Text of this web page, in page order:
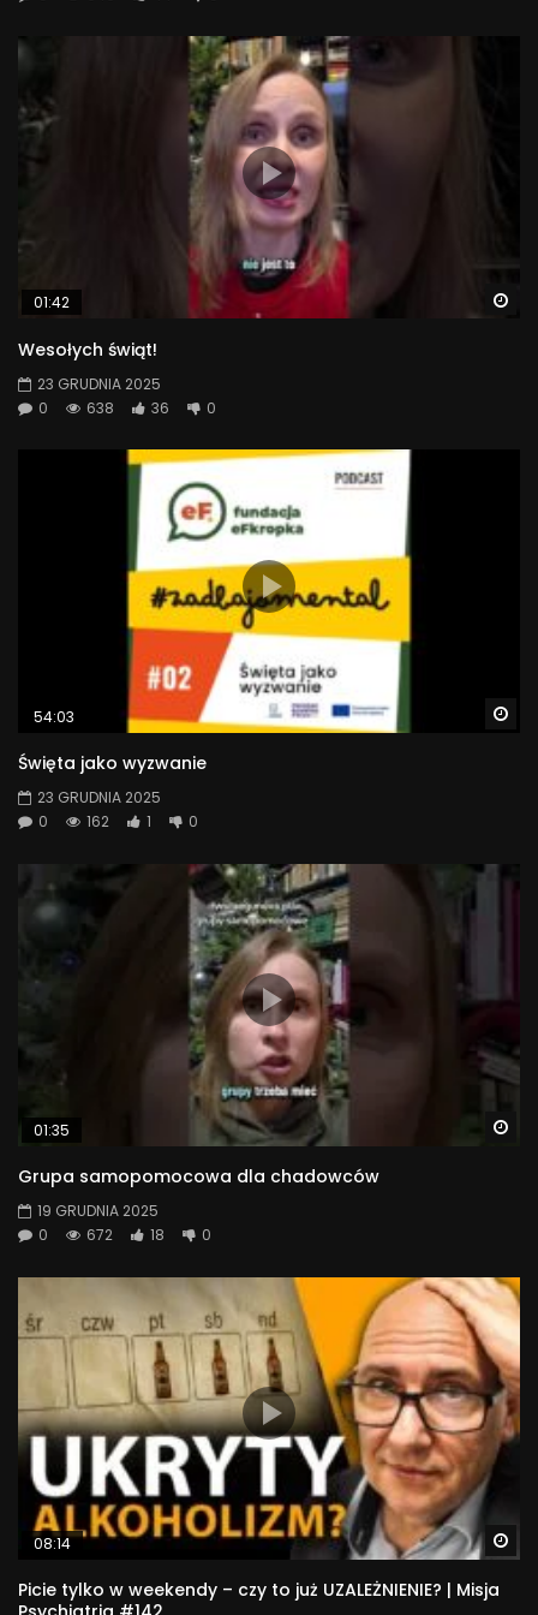
#BCI #badaniemózgu #neuroinformatyka
01:42
Wesołych świąt!
23 GRUDNIA 2025
0
638 36 0
54:03
Święta jako wyzwanie
23 GRUDNIA 2025
0
162 1 0
01:35
Grupa samopomocowa dla chadowców
19 GRUDNIA 2025
0
672 18 0
08:14
Picie tylko w weekendy – czy to już UZALEŻNIENIE? | Misja